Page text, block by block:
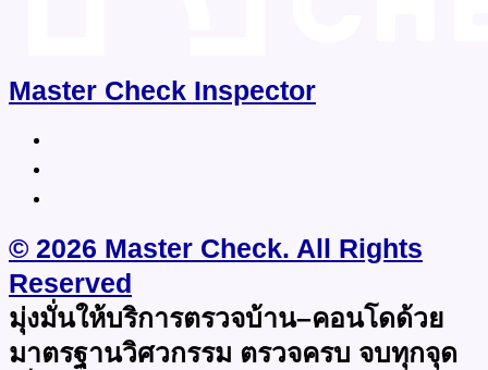
Master Check Inspector
© 2026 Master Check. All Rights
Reserved
มุ่งมั่นให้บริการตรวจบ้าน–คอนโดด้วย
มาตรฐานวิศวกรรม ตรวจครบ จบทุกจุด